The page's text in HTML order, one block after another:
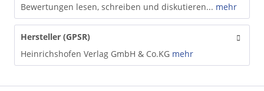
Bewertungen lesen, schreiben und diskutieren... mehr
Hersteller (GPSR)
Heinrichshofen Verlag GmbH & Co.KG mehr